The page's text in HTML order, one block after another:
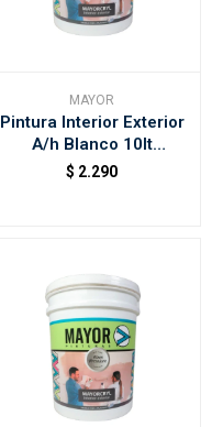
MAYOR
Pintura Interior Exterior
A/h Blanco 10lt
Mayorcryl
$ 2.290